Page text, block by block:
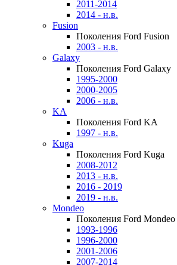
2011-2014
2014 - н.в.
Fusion
Поколения Ford Fusion
2003 - н.в.
Galaxy
Поколения Ford Galaxy
1995-2000
2000-2005
2006 - н.в.
KA
Поколения Ford KA
1997 - н.в.
Kuga
Поколения Ford Kuga
2008-2012
2013 - н.в.
2016 - 2019
2019 - н.в.
Mondeo
Поколения Ford Mondeo
1993-1996
1996-2000
2001-2006
2007-2014